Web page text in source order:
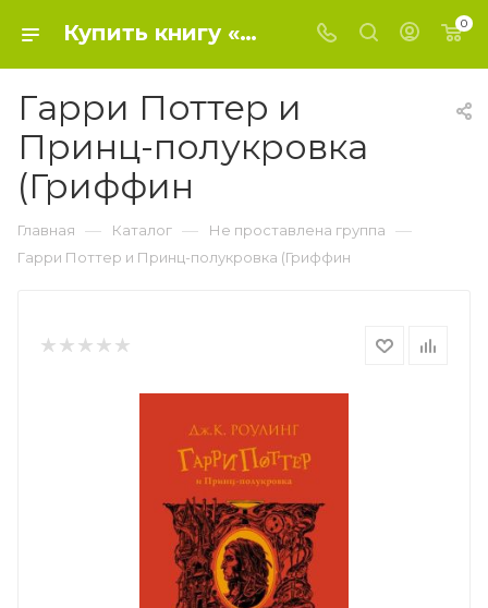
Купить книгу «Гарри Поттер и Принц-полукровка (Гриффин» 2022, Роулинг Дж.К. - Не проставлена группа 0
Гарри Поттер и
Принц-полукровка
(Гриффин
Главная — Каталог — Не проставлена группа —
Гарри Поттер и Принц-полукровка (Гриффин